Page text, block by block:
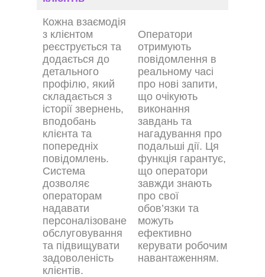
Кожна взаємодія
з клієнтом
реєструється та
додається до
детального
профілю, який
складається з
історії звернень,
вподобань
клієнта та
попередніх
повідомлень.
Система
дозволяє
операторам
надавати
персоналізоване
обслуговування
та підвищувати
задоволеність
клієнтів.
Оператори
отримують
повідомлення в
реальному часі
про нові запити,
що очікують
виконання
завдань та
нагадування про
подальші дії. Ця
функція гарантує,
що оператори
завжди знають
про свої
обов’язки та
можуть
ефективно
керувати робочим
навантаженням.